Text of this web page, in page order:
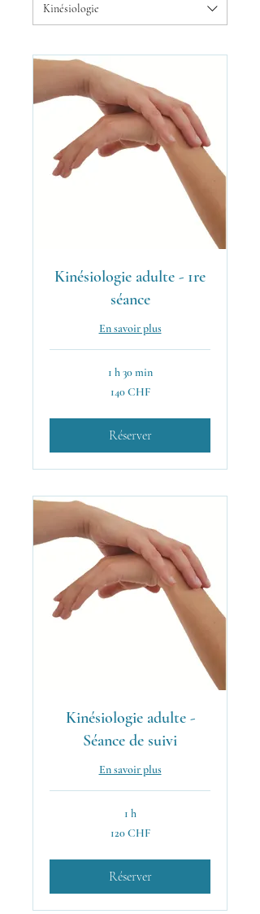
Kinésiologie
Kinésiologie adulte - 1re
séance
En savoir plus
1 h 30 min
140 CHF
Réserver
Kinésiologie adulte -
Séance de suivi
En savoir plus
1 h
120 CHF
Réserver